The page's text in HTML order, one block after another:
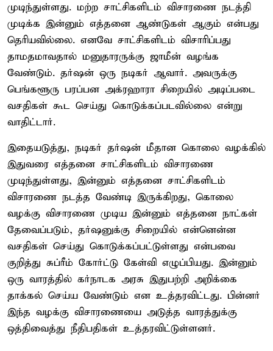
முடிந்துள்ளது. மற்ற சாட்சிகளிடம் விசாரணை நடத்தி
முடிக்க இன்னும் எத்தனை ஆண்டுகள் ஆகும் என்பது
தெரியவில்லை. எனவே சாட்சிகளிடம் விசாரிப்பது
தாமதமாவதால் மனுதாரருக்கு ஜாமீன் வழங்க
வேண்டும். தர்ஷன் ஒரு நடிகர் ஆவார். அவருக்கு
பெங்களூரு பரப்பன அக்ரஹாரா சிறையில் அடிப்படை
வசதிகள் கூட செய்து கொடுக்கப்படவில்லை என்று
வாதிட்டார்.
இதையடுத்து, நடிகர் தர்ஷன் மீதான கொலை வழக்கில்
இதுவரை எத்தனை சாட்சிகளிடம் விசாரணை
முடிந்துள்ளது, இன்னும் எத்தனை சாட்சிகளிடம்
விசாரணை நடத்த வேண்டி இருக்கிறது, கொலை
வழக்கு விசாரணை முடிய இன்னும் எத்தனை நாட்கள்
தேவைப்படும், தர்ஷனுக்கு சிறையில் என்னென்ன
வசதிகள் செய்து கொடுக்கப்பட்டுள்ளது என்பவை
குறித்து சுப்ரீம் கோர்ட்டு கேள்வி எழுப்பியது. இன்னும்
ஒரு வாரத்தில் கர்நாடக அரசு இதுபற்றி அறிக்கை
தாக்கல் செய்ய வேண்டும் என உத்தரவிட்டது. பின்னர்
இந்த வழக்கு விசாரணையை அடுத்த வாரத்துக்கு
ஒத்திவைத்து நீதிபதிகள் உத்தரவிட்டுள்ளனர்.